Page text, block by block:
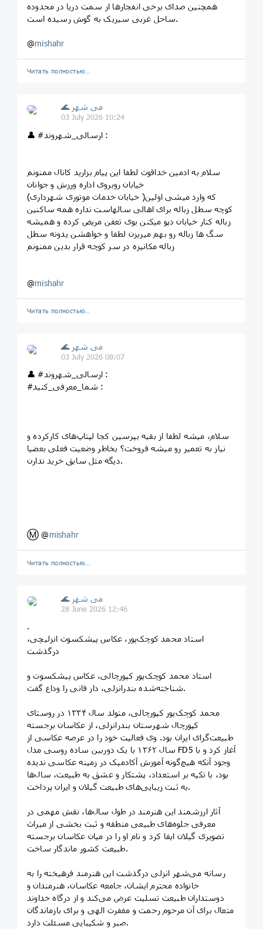
همچنین صدای برخی انفجارها از سمت دریا در محدوده
ساحل غربی سیریک به گوش رسیده است.
@mishahr
Читать полностью…
🌊 می شهر
03 July 2026 10:24
👤 #ارسالی_شهروند :
سلام به ادمین خداقوت لطفا این پیام بزارید کانال ممنونم
خیابان روبروی اداره ورزش و جوانان
(خیابان خدمات‌ موتوری شهرداری )که وارد میشی اولین
کوچه سطل زباله برای اهالی سالهاست نداره همه ساکنین
زباله کنار خیابان دپو میکنن بوی تعفن مریض کرده و همیشه
سگ ها زباله رو بهم میریزن لطفا و خواهشن یدونه سطل
زباله مکانیزه در سر کوچه قرار بدین ممنونم
@mishahr
Читать полностью…
🌊 می شهر
03 July 2026 08:07
👤 #ارسالی_شهروند :
#شما_معرفی_کنید :
سلام، میشه لطفا از بقیه بپرسین کجا لپتاپ‌های کارکرده و
نیاز به تعمیر رو میشه فروخت؟ بخاطر وضعیت فعلی بعضیا
دیگه مثل سابق خرید ندارن.
Ⓜ️ @mishahr
Читать полностью…
🌊 می شهر
28 June 2026 12:46
.
استاد محمد کوچک‌پور، عکاس پیشکسوت انزلیچی،
درگذشت
استاد محمد کوچک‌پور کپورچالی، عکاس پیشکسوت و
شناخته‌شده بندرانزلی، دار فانی را وداع گفت.
محمد کوچک‌پور کپورچالی، متولد سال ۱۳۳۴ در روستای
کپورچال شهرستان بندرانزلی، از عکاسان برجسته
طبیعت‌گرای ایران بود. وی فعالیت خود را در عرصه عکاسی از
سال ۱۳۶۲ با یک دوربین ساده روسی مدل FD5 آغاز کرد و با
وجود آنکه هیچ‌گونه آموزش آکادمیک در زمینه عکاسی ندیده
بود، با تکیه بر استعداد، پشتکار و عشق به طبیعت، سال‌ها
به ثبت زیبایی‌های طبیعت گیلان و ایران پرداخت.
آثار ارزشمند این هنرمند در طول سال‌ها، نقش مهمی در
معرفی جلوه‌های طبیعی منطقه و ثبت بخشی از میراث
تصویری گیلان ایفا کرد و نام او را در میان عکاسان برجسته
طبیعت کشور ماندگار ساخت.
رسانه می‌شهر انزلی درگذشت این هنرمند فرهیخته را به
خانواده محترم ایشان، جامعه عکاسان، هنرمندان و
دوستداران طبیعت تسلیت عرض می‌کند و از درگاه خداوند
متعال برای آن مرحوم رحمت و مغفرت الهی و برای بازماندگان
صبر و شکیبایی مسئلت دارد.